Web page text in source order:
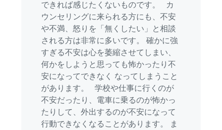
できれば感じたくないものです。 カ
ウンセリングに来られる方にも、不安
や不満、怒りを「無くしたい」と相談
される方は非常に多いです。 確かに強
すぎる不安は心を萎縮させてしまい、
何かをしようと思っても怖かったり不
安になってできなく なってしまうこと
があります。 学校や仕事に行くのが
不安だったり、電車に乗るのが怖かっ
たりして、外出するのが不安になって
行動できなくなることがあります。 ま